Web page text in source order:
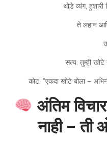
थोडे व्यंग, हुशारी
ते लहान
सत्य: तुम्ही
कोट: “एकदा खोटे बोला –
अंतिम
नाही –